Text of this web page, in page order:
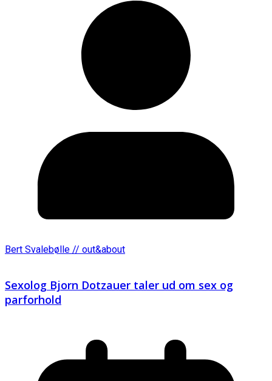
Bert Svalebølle // out&about
Sexolog Bjorn Dotzauer taler ud om sex og
parforhold